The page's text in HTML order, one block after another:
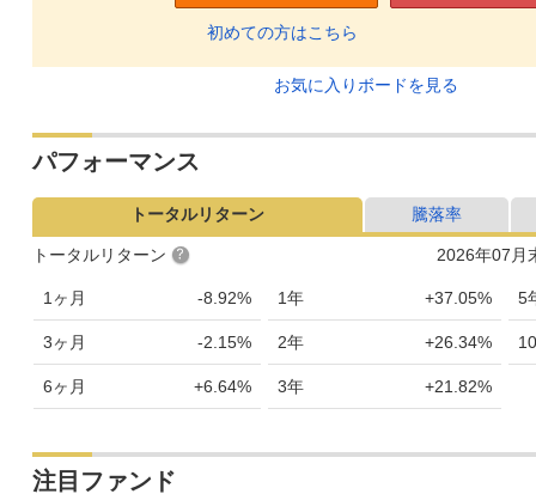
初めての方はこちら
お気に入りボードを見る
パフォーマンス
トータルリターン 騰落率
2026年07月
トータルリターン
1ヶ月 -8.92%
3ヶ月 -2.15%
6ヶ月 +6.64%
1年 +37.05%
2年 +26.34%
3年 +21.82%
5
注目ファンド